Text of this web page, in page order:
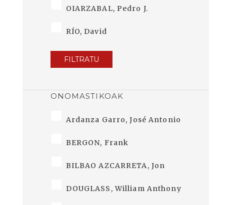
OIARZABAL, Pedro J.
RÍO, David
FILTRATU
ONOMASTIKOAK
Ardanza Garro, José Antonio
BERGON, Frank
BILBAO AZCARRETA, Jon
DOUGLASS, William Anthony